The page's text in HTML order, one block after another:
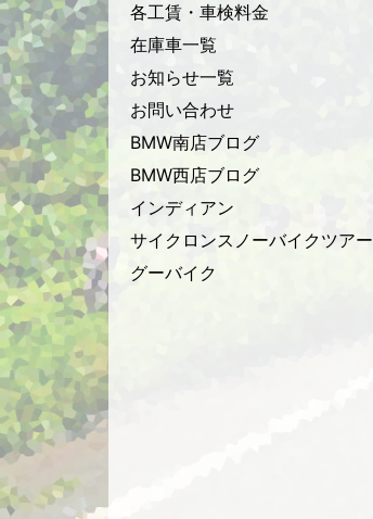
各工賃・車検料金
在庫車一覧
お知らせ一覧
お問い合わせ
BMW南店ブログ
BMW西店ブログ
インディアン
サイクロンスノーバイクツアー
グーバイク